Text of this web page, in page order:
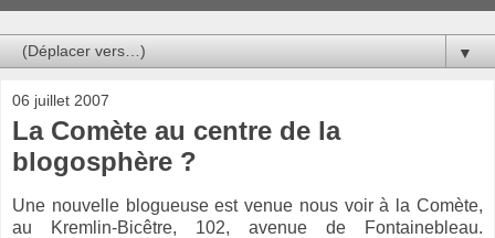
▼
06 juillet 2007
La Comète au centre de la
blogosphère ?
Une nouvelle blogueuse est venue nous voir à la Comète,
au Kremlin-Bicêtre, 102, avenue de Fontainebleau.